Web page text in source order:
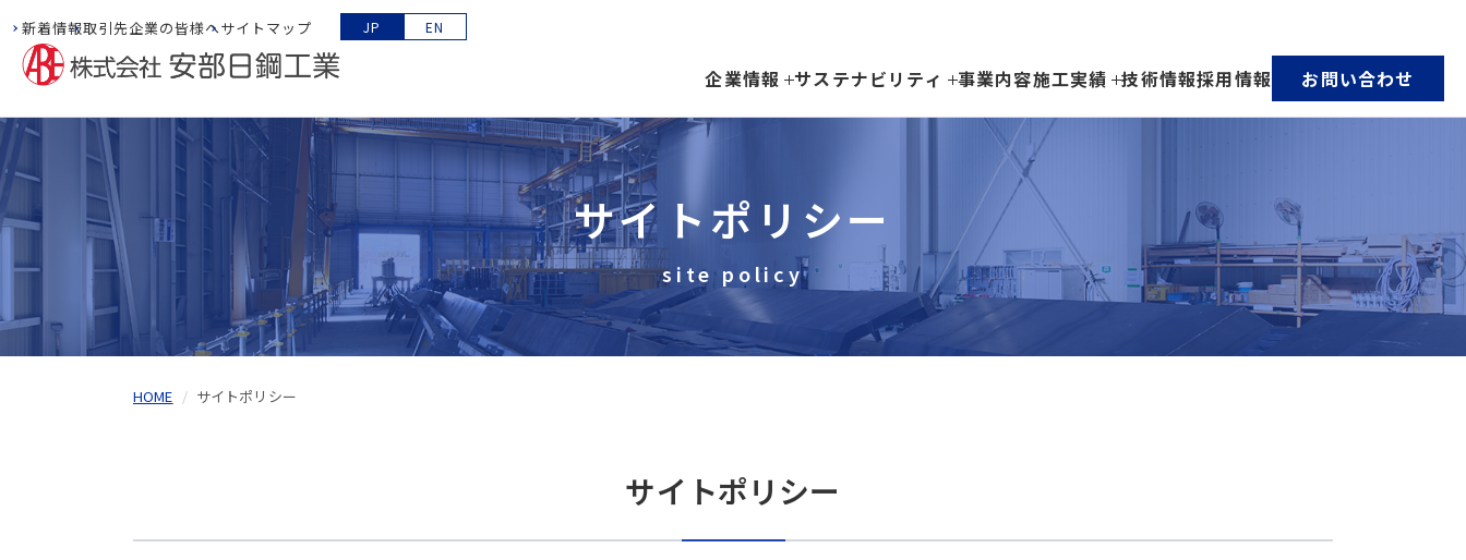
新着情報取引先企業の皆様へサイトマップ JP EN
企業情報 サステナビリティ 事業内容施工実績 技術情報採用情報 お問い合わせ
サイトポリシー
site policy
HOME サイトポリシー
サイトポリシー